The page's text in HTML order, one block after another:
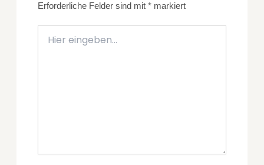
Erforderliche Felder sind mit* markiert
eingeben…